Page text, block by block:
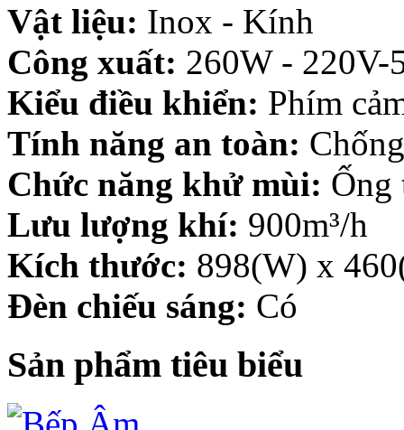
Vật liệu: Inox - Kính
Công xuất: 260W - 220V-
Kiểu điều khiển: Phím
Tính năng an toàn:
Chức năng khử mùi: Ống
Lưu lượng khí: 900m³/h
Kích thước: 898(W) x
Đèn chiếu sáng: Có
Sản phẩm tiêu biểu